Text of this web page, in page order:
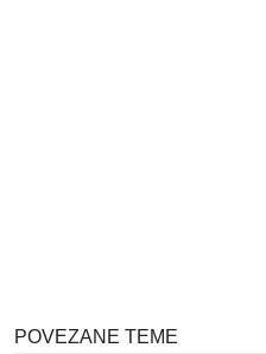
POVEZANE TEME